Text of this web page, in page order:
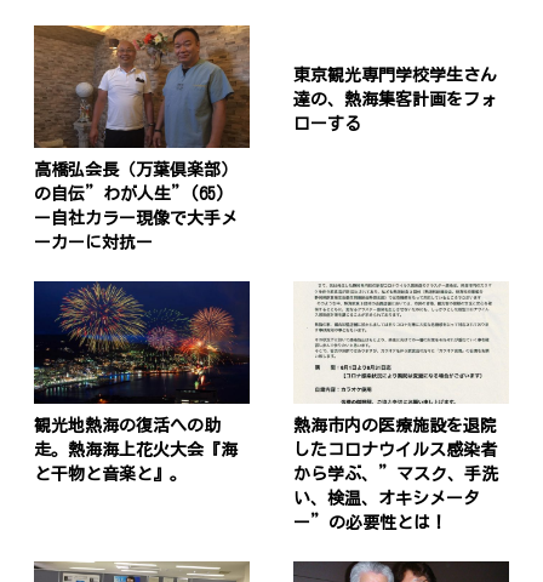
高橋弘会長（万葉倶楽部）
の自伝”わが人生”(65)
ー自社カラー現像で大手メ
ーカーに対抗ー
東京観光専門学校学生さん
達の、熱海集客計画をフォ
ローする
観光地熱海の復活への助
走。熱海海上花火大会『海
と干物と音楽と』。
熱海市内の医療施設を退院
したコロナウイルス感染者
から学ぶ、”マスク、手洗
い、検温、オキシメータ
ー”の必要性とは！